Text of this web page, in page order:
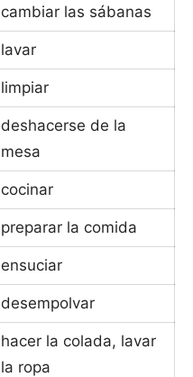
cambiar las sábanas
lavar
limpiar
deshacerse de la
mesa
cocinar
preparar la comida
ensuciar
desempolvar
hacer la colada, lavar
la ropa